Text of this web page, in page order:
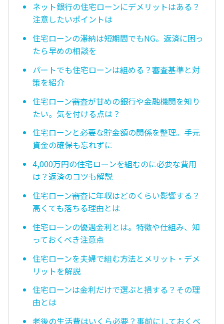
ネット銀行の住宅ローンにデメリットはある？
注意したいポイントは
住宅ローンの滞納は短期間でもNG。返済に困っ
たら早めの相談を
パートでも住宅ローンは組める？審査基準と対
策を紹介
住宅ローン審査が甘めの銀行や金融機関を知り
たい。気を付ける点は？
住宅ローンと必要な貯金額の関係を整理。手元
資金の確保も忘れずに
4,000万円の住宅ローンを組むのに必要な費用
は？返済のコツも解説
住宅ローン審査に年収はどのくらい影響する？
高くても落ちる理由とは
住宅ローンの優遇金利とは。特徴や仕組み、知
っておくべき注意点
住宅ローンを夫婦で組む方法とメリット・デメ
リットを解説
住宅ローンは金利だけで選ぶと損する？その理
由とは
老後の生活費はいくら必要？事前にしておくべ